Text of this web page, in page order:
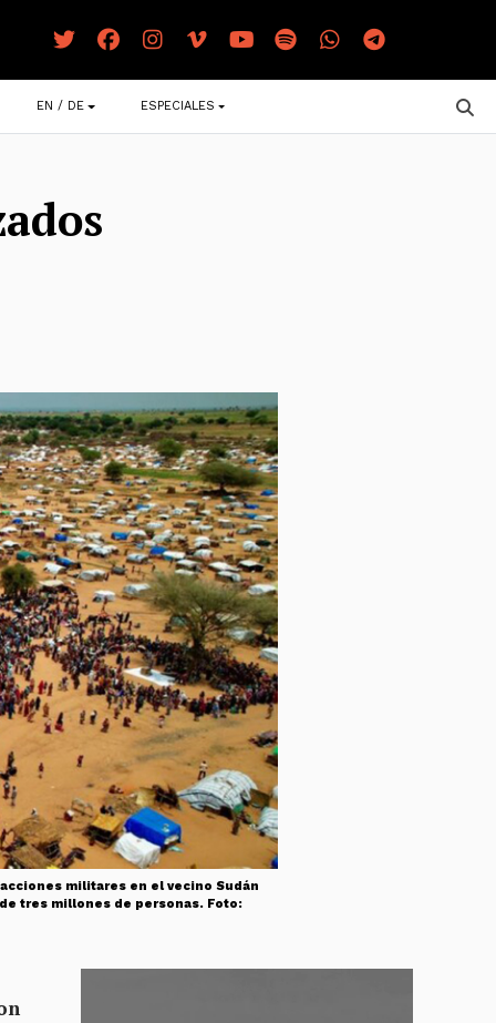
EN / DE ESPECIALES
militares en el vecino Sudán
tres millones de personas. Foto: